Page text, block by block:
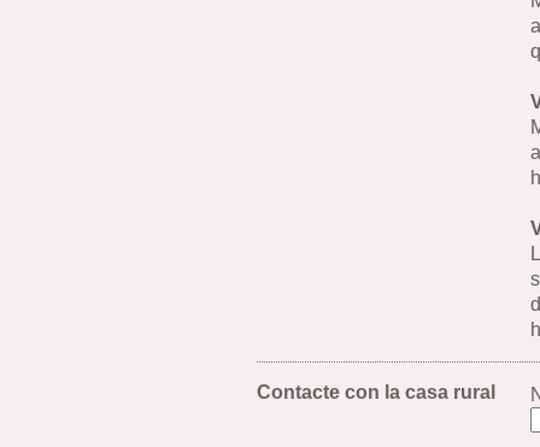
Contacte con la casa rural